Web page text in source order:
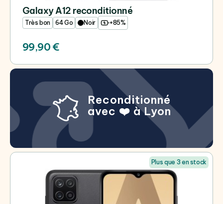
Galaxy A12 reconditionné
64 Go
Très bon Noir +85%
99,90 €
Reconditionné
avec ❤️ à Lyon
Plus que 3 en stock